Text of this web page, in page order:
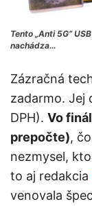
Tento „Anti 5G“
nachádza…
Zázračná
zadarmo. Jej
DPH). Vo
prepočte),
nezmysel,
to aj redakcia
venovala